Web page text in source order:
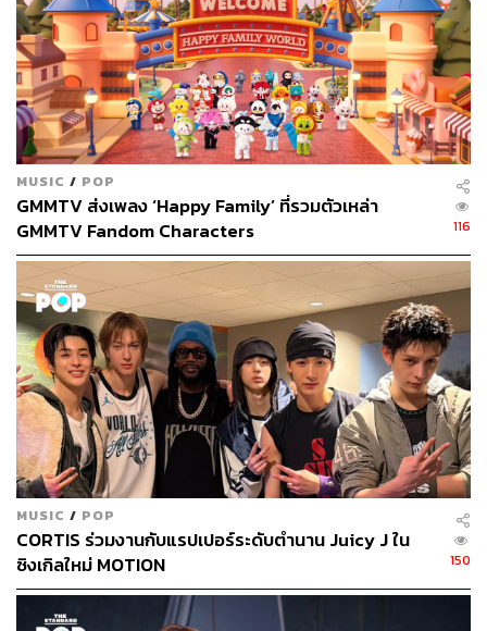
MUSIC / POP
GMMTV ส่งเพลง ‘Happy Family’ ที่รวมตัวเหล่า
GMMTV Fandom Characters
116
MUSIC / POP
CORTIS ร่วมงานกับแรปเปอร์ระดับตำนาน Juicy J ใน
ซิงเกิลใหม่ MOTION
150